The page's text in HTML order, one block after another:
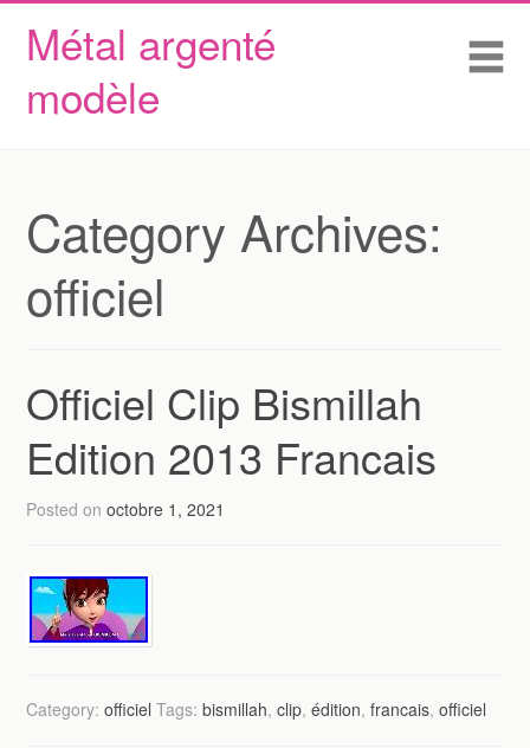
Métal argenté
modèle
Skip to content
Accueil
Conditions d’utilisation
Category Archives:
officiel
Officiel Clip Bismillah
Edition 2013 Francais
Posted onoctobre 1, 2021
Category:officiel Tags:bismillah,clip,édition,francais,officiel